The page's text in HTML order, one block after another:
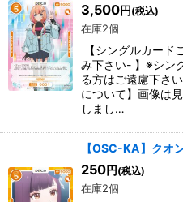
3,500円 (税込)
在庫2個
【シングルカード
み下さい- 】※シン
る方はご遠慮下さ
について】画像は
しまし…
【OSC-KA】クオ
250円 (税込)
在庫2個